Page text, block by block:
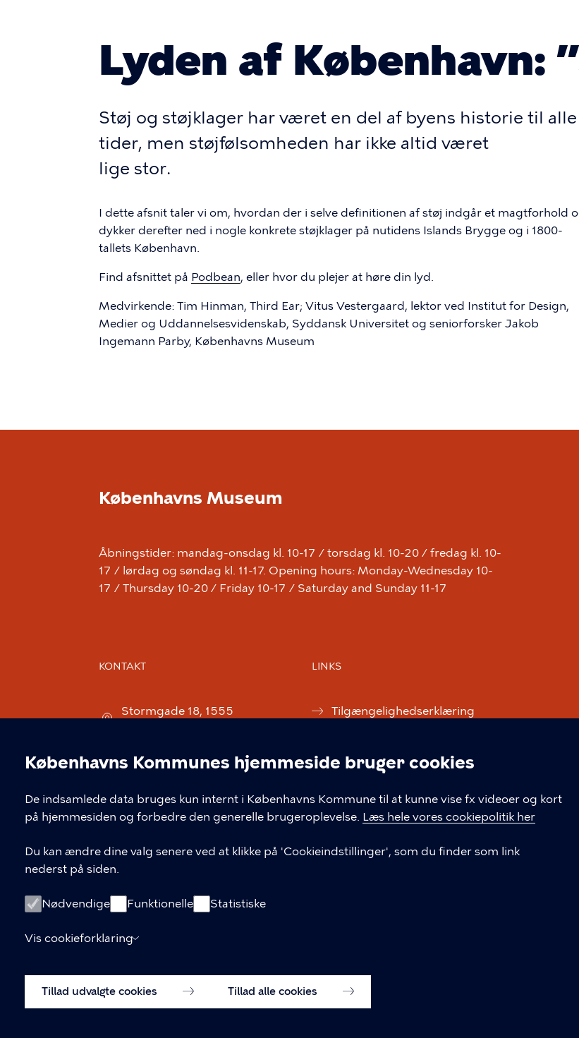
Cookieindstillinger
Københavns Kommunes hjemmeside bruger cookies
De indsamlede data bruges kun internt i Københavns Kommune til at kunne vise fx videoer og kort
på hjemmesiden og forbedre den generelle brugeroplevelse. Læs hele vores cookiepolitik her
Du kan ændre dine valg senere ved at klikke på 'Cookieindstillinger', som du finder som link
nederst på siden.
Nødvendige Funktionelle Statistiske
Vis cookieforklaring
Tillad udvalgte cookies Tillad alle cookies
Lyden af København:
Støj og støjklager har været en del af byens historie til alle
tider, men støjfølsomheden har ikke altid været
lige stor.
I dette afsnit taler vi om, hvordan der i selve definitionen af støj indgår et magtforhold
dykker derefter ned i nogle konkrete støjklager på nutidens Islands Brygge og i 1800-
tallets København.
Find afsnittet på Podbean, eller hvor du plejer at høre din lyd.
Medvirkende: Tim Hinman, Third Ear; Vitus Vestergaard, lektor ved Institut for Design,
Medier og Uddannelsesvidenskab, Syddansk Universitet og seniorforsker Jakob
Ingemann Parby, Københavns Museum
Københavns Museum
Åbningstider: mandag-onsdag kl. 10-17 / torsdag kl. 10-20 / fredag kl. 10-
17 / lørdag og søndag kl. 11-17. Opening hours: Monday-Wednesday 10-
17 / Thursday 10-20 / Friday 10-17 / Saturday and Sunday 11-17
KONTAKT
Stormgade 18, 1555
museum@kff.kk.dk
CVR nr.: 64 94 22 12 - EAN:
LINKS
Tilgængelighedserklæring
Cookieindstillinger